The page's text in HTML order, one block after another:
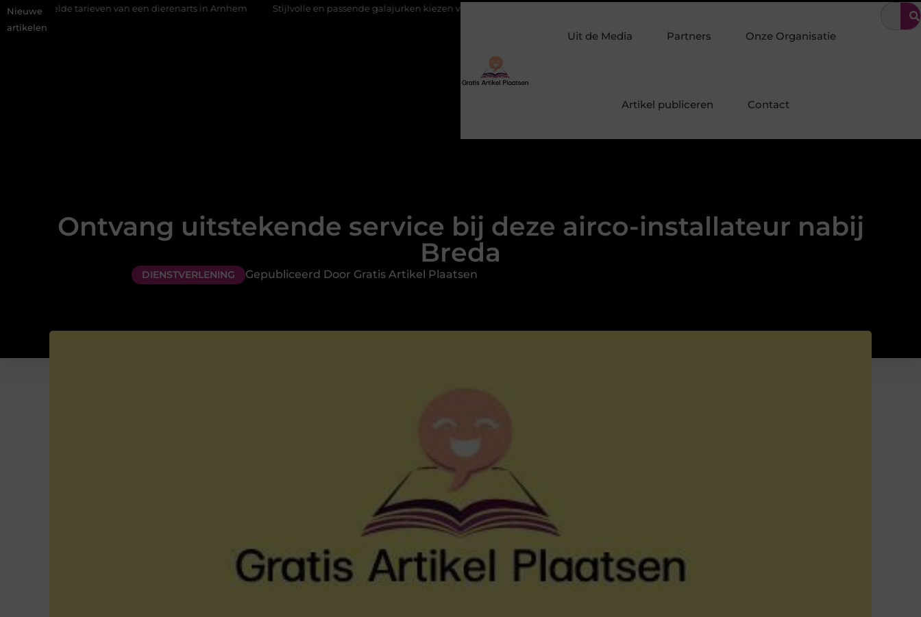
Nieuwe
artikelen
van een dierenarts in Arnhem Stijlvolle en passende galajurken kiezen voor een bruiloft Constructiebedrijf Molenschot: Specialist in duurzame staalconstructies, staalbouw en
Uit de Media Partners Onze Organisatie
Artikel publiceren Contact
Ontvang uitstekende service bij deze airco-installateur nabij
Breda
DIENSTVERLENING Gepubliceerd Door Gratis Artikel Plaatsen